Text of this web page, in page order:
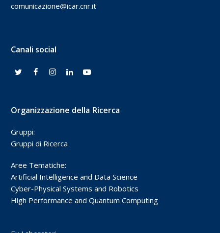
comunicazione@icar.cnr.it
Canali social
Organizzazione della Ricerca
Gruppi:
Gruppi di Ricerca
Aree Tematiche:
Artificial Intelligence and Data Science
Cyber-Physical Systems and Robotics
High Performance and Quantum Computing